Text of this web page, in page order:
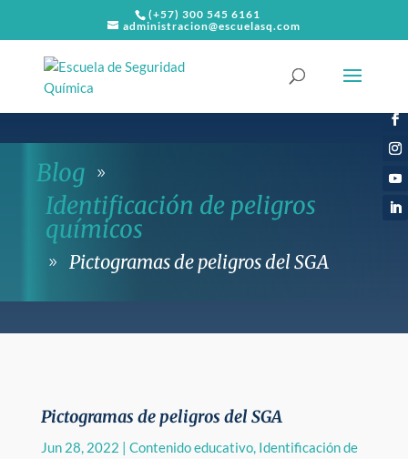
(+57) 300 545 6161
administracion@escuelasq.com
Blog 9
Identificación de peligros
químicos
9 Pictogramas de peligros del SGA
Pictogramas de peligros del SGA
Jun 28, 2022 | Contenido educativo, Identificación de